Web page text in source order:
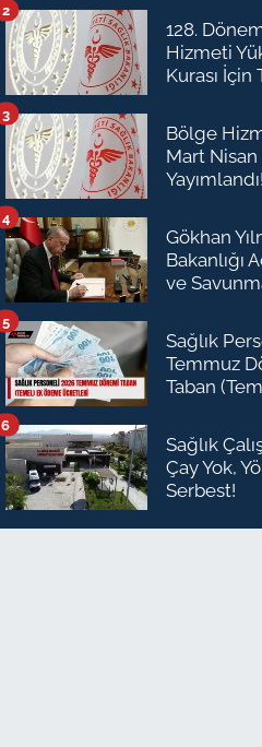
128.
Hizmeti
Kurası İçin
2
Bölge
Mart Nisan
Yayımlandı!
3
Gökhan
Bakanlığı
ve
Başkanı
4
Sağlık
Temmuz
Taban
5
Sağlık
Çay Yok,
Serbest!
6